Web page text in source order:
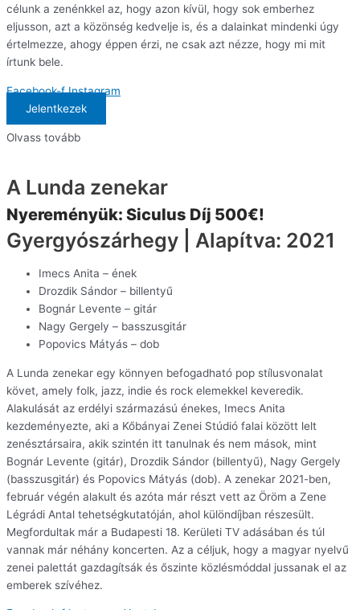
célunk a zenénkkel az, hogy azon kívül, hogy sok emberhez
eljusson, azt a közönség kedvelje is, és a dalainkat mindenki úgy
értelmezze, ahogy éppen érzi, ne csak azt nézze, hogy mi mit
írtunk bele.
Facebook-f Instagram
Jelentkezek
Olvass tovább
A Lunda zenekar
Nyereményük: Siculus Díj 500€!
Gyergyószárhegy | Alapítva: 2021
Imecs Anita – ének
Drozdik Sándor – billentyű
Bognár Levente – gitár
Nagy Gergely – basszusgitár
Popovics Mátyás – dob
A Lunda zenekar egy könnyen befogadható pop stílusvonalat
követ, amely folk, jazz, indie és rock elemekkel keveredik.
Alakulását az erdélyi származású énekes, Imecs Anita
kezdeményezte, aki a Kőbányai Zenei Stúdió falai között lelt
zenésztársaira, akik szintén itt tanulnak és nem mások, mint
Bognár Levente (gitár), Drozdik Sándor (billentyű), Nagy Gergely
(basszusgitár) és Popovics Mátyás (dob). A zenekar 2021-ben,
február végén alakult és azóta már részt vett az Öröm a Zene
Légrádi Antal tehetségkutatóján, ahol különdíjban részesült.
Megfordultak már a Budapesti 18. Kerületi TV adásában és túl
vannak már néhány koncerten. Az a céljuk, hogy a magyar nyelvű
zenei palettát gazdagítsák és őszinte közlésmóddal jussanak el az
emberek szívéhez.